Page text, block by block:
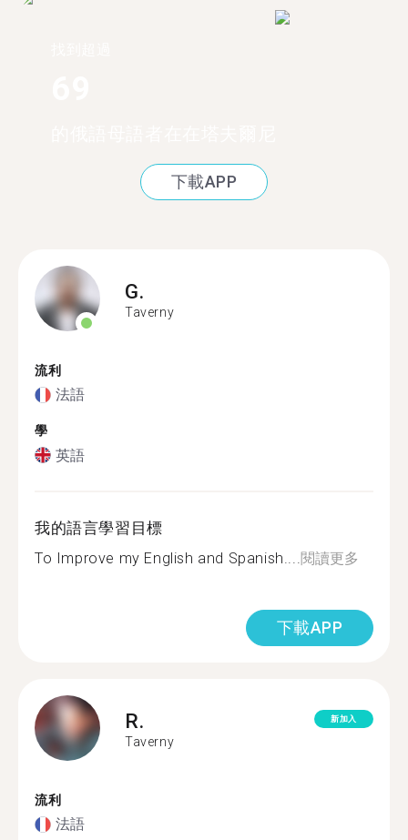
下載APP
G.
Taverny
流利
法語
學
英語
我的語言學習目標
To Improve my English and Spanish.... 閱讀更多
下載APP
R.
Taverny
新加入
流利
法語